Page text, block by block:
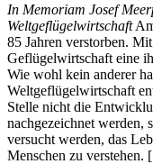
In Memoriam Josef
Weltgeflügelwirtschaft
85 Jahren verstorben.
Geflügelwirtschaft eine
Wie wohl kein anderer
Weltgeflügelwirtschaft
Stelle nicht die
nachgezeichnet werden,
versucht werden, das
Menschen zu verstehen.